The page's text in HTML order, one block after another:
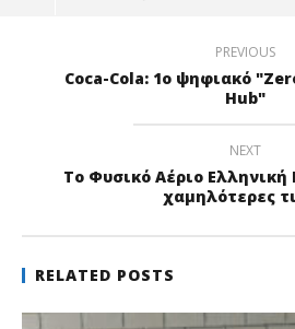
PREVIOUS
Coca-Cola: 1ο ψηφιακό
Hub"
NEXT
Το Φυσικό Αέριο Ελληνική
χαμηλότερες
RELATED POSTS